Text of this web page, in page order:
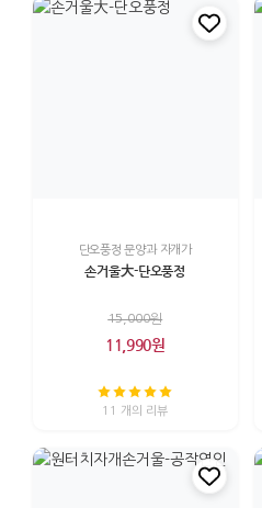
단오풍정 문양과 자개가
손거울大-단오풍정
15,000원
11,990원
11 개의 리뷰